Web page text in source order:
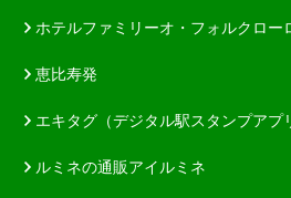
ホテルファミリーオ・フォルクロー
恵比寿発
エキタグ（デジタル駅スタンプアプ
ルミネの通販アイルミネ